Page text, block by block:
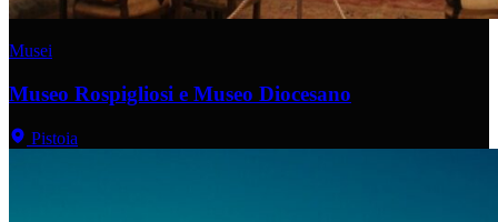
Musei
Museo Rospigliosi e Museo Diocesano
Pistoia